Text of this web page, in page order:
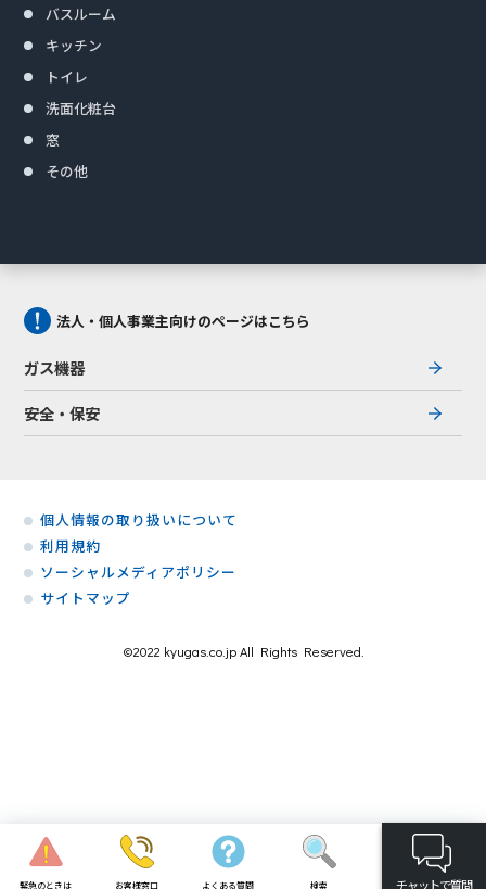
緊急のときは お客様窓口 よくある質問 検索
バスルーム
キッチン
トイレ
洗面化粧台
窓
その他
法人・個人事業主向けのページはこちら
ガス機器
安全・保安
個人情報の取り扱いについて
利用規約
ソーシャルメディアポリシー
サイトマップ
©2022 kyugas.co.jp All Rights Reserved.